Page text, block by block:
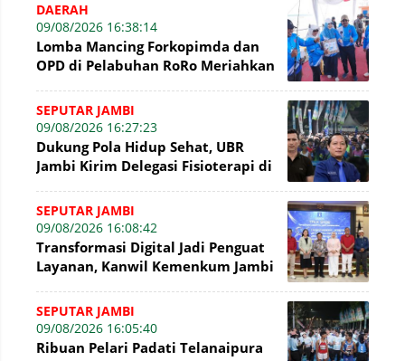
DAERAH
09/08/2026 16:38:14
Lomba Mancing Forkopimda dan
OPD di Pelabuhan RoRo Meriahkan
Barat
SEPUTAR JAMBI
09/08/2026 16:27:23
Dukung Pola Hidup Sehat, UBR
Jambi Kirim Delegasi Fisioterapi di
SEPUTAR JAMBI
09/08/2026 16:08:42
Transformasi Digital Jadi Penguat
Layanan, Kanwil Kemenkum Jambi
SEPUTAR JAMBI
09/08/2026 16:05:40
Ribuan Pelari Padati Telanaipura